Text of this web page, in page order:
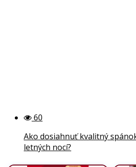
60
Ako dosiahnuť kvalitný
letných nocí?